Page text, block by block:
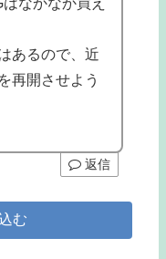
あるので、近
再開させよう
返信
む